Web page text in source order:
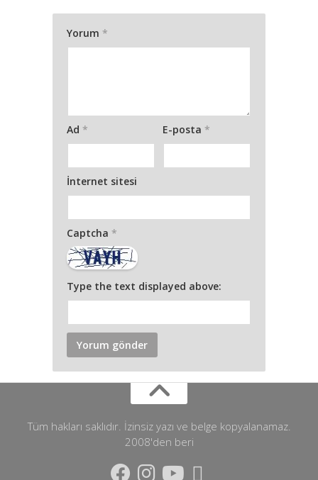
Yorum *
Ad * E-posta *
İnternet sitesi
Captcha *
Type the text displayed above:
Tüm hakları saklıdır. İzinsiz yazı ve belge kopyalanamaz.
2008'den beri